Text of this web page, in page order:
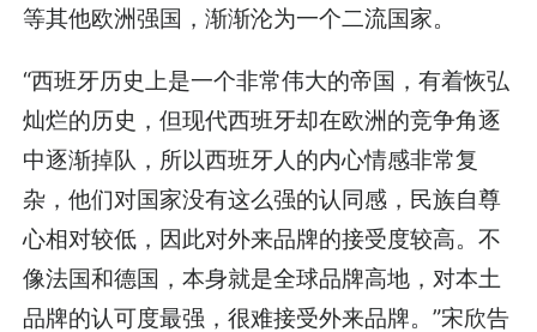
等其他欧洲强国，渐渐沦为一个二流国家。
“西班牙历史上是一个非常伟大的帝国，有着恢弘
灿烂的历史，但现代西班牙却在欧洲的竞争角逐
中逐渐掉队，所以西班牙人的内心情感非常复
杂，他们对国家没有这么强的认同感，民族自尊
心相对较低，因此对外来品牌的接受度较高。不
像法国和德国，本身就是全球品牌高地，对本土
品牌的认可度最强，很难接受外来品牌。”宋欣告